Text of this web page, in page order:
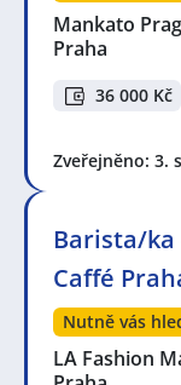
Mankato
Praha
36 000 Kč
Zveřejněno: 3.
Barista/ka
Caffé
Nutně vás
LA Fashion